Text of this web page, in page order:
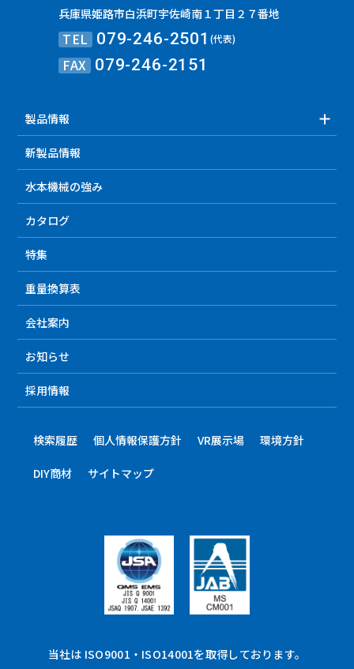
兵庫県姫路市白浜町宇佐崎南１丁目２７番地
TEL 079-246-2501(代表)
FAX 079-246-2151
製品情報
新製品情報
水本機械の強み
カタログ
特集
重量換算表
会社案内
お知らせ
採用情報
検索履歴 個人情報保護方針 VR展示場 環境方針
DIY商材 サイトマップ
当社は ISO9001・ISO14001を取得しております。